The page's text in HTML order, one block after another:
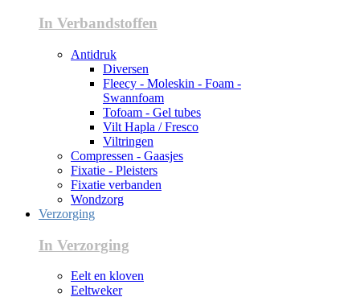
In Verbandstoffen
Antidruk
Diversen
Fleecy - Moleskin - Foam -
Swannfoam
Tofoam - Gel tubes
Vilt Hapla / Fresco
Viltringen
Compressen - Gaasjes
Fixatie - Pleisters
Fixatie verbanden
Wondzorg
Verzorging
In Verzorging
Eelt en kloven
Eeltweker